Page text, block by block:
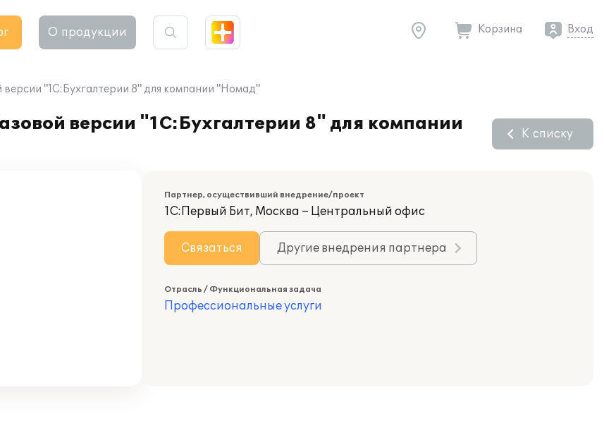
О продукции Корзина Вход
"1С:Бухгалтерии 8" для компании "Номад"
версии "1С:Бухгалтерии 8" для компании
К списку
Партнер, осуществивший внедрение/проект
1С:Первый Бит, Москва – Центральный офис
Связаться Другие внедрения партнера
Отрасль / Функциональная задача
Профессиональные услуги